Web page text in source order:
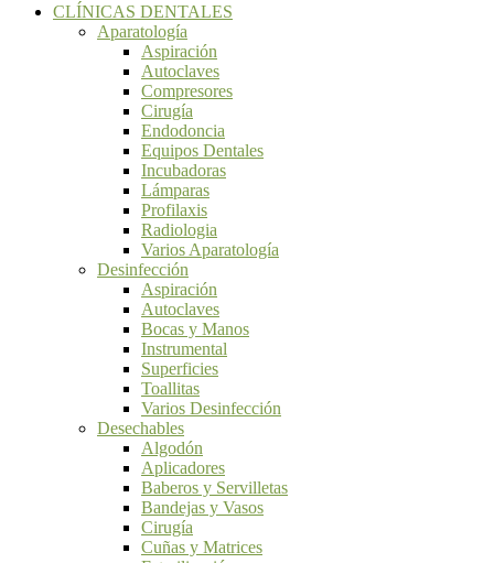
CLÍNICAS DENTALES
Aparatología
Aspiración
Autoclaves
Compresores
Cirugía
Endodoncia
Equipos Dentales
Incubadoras
Lámparas
Profilaxis
Radiologia
Varios Aparatología
Desinfección
Aspiración
Autoclaves
Bocas y Manos
Instrumental
Superficies
Toallitas
Varios Desinfección
Desechables
Algodón
Aplicadores
Baberos y Servilletas
Bandejas y Vasos
Cirugía
Cuñas y Matrices